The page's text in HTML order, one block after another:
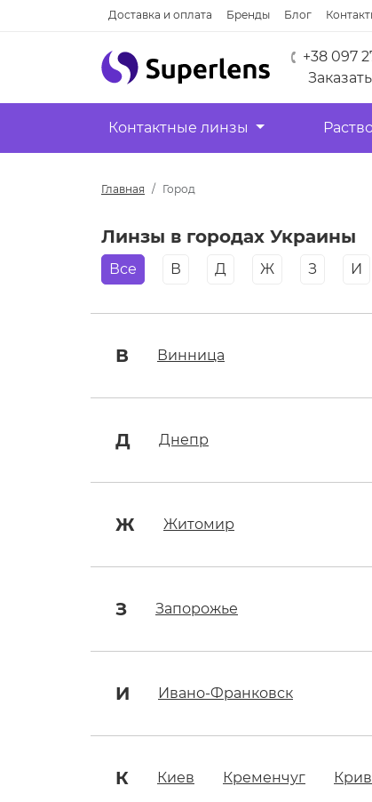
Доставка и оплата Бренды Блог
+38 097
Контактные линзы
Главная Город
Линзы в городах Украины
Все В Д Ж З И
В Винница
Д Днепр
Ж Житомир
З Запорожье
И Ивано-Франковск
К Киев Кременчуг